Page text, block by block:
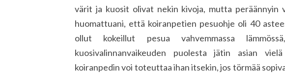
värit ja kuosit olivat nekin kivoja, mutta peräännyin
huomattuani, että koiranpetien pesuohje oli 40
ollut kokeillut pesua vahvemmassa
kuosivalinnanvaikeuden puolesta jätin asian
koiranpedin voi toteuttaa ihan itsekin, jos törmää